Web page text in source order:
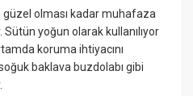
olması kadar muhafaza
yoğun olarak kullanılıyor
koruma ihtiyacını
baklava buzdolabı gibi